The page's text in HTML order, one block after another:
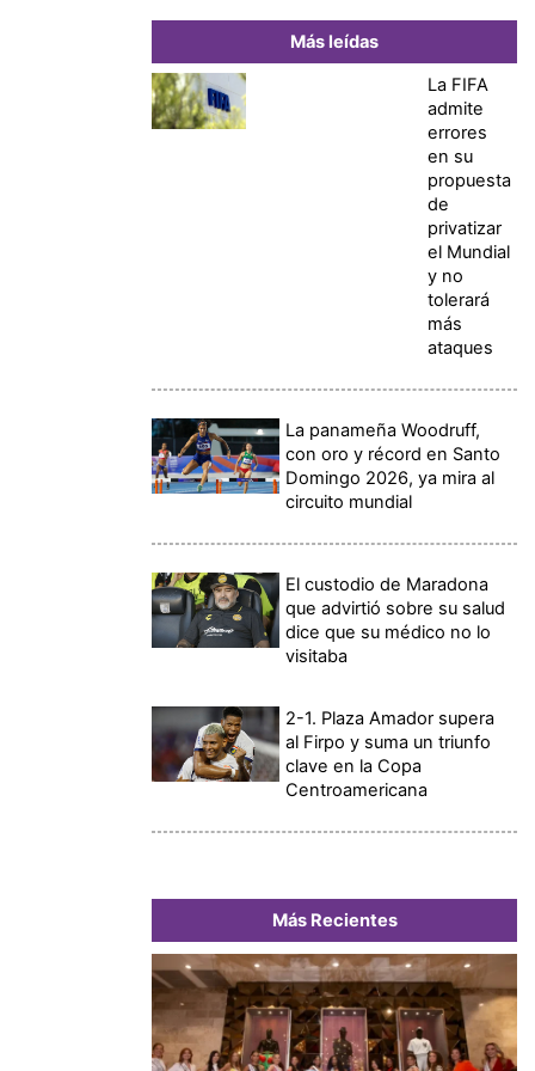
Más leídas
La FIFA
admite
errores
en su
propuesta
de
privatizar
el Mundial
y no
tolerará
más
ataques
La panameña Woodruff,
con oro y récord en Santo
Domingo 2026, ya mira al
circuito mundial
El custodio de Maradona
que advirtió sobre su salud
dice que su médico no lo
visitaba
2-1. Plaza Amador supera
al Firpo y suma un triunfo
clave en la Copa
Centroamericana
Más Recientes